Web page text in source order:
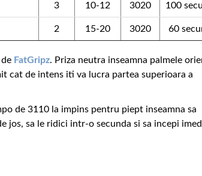
3 10-12 3020 100
2 15-20 3020 60
FatGripz. Priza neutra inseamna palmele
cat de intens iti va lucra partea superioara a
de 3110 la impins pentru piept inseamna sa
jos, sa le ridici intr-o secunda si sa incepi